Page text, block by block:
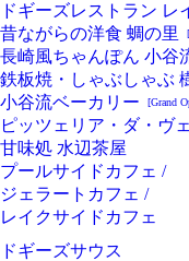
ドギーズレストラン レ
昔ながらの洋食 蜩の里
長崎風ちゃんぽん 小谷
鉄板焼・しゃぶしゃぶ
小谷流ベーカリー
[Grand
ピッツェリア・ダ・ヴ
甘味処 水辺茶屋
プールサイドカフェ /
ジェラートカフェ /
レイクサイドカフェ
ドギーズサウス